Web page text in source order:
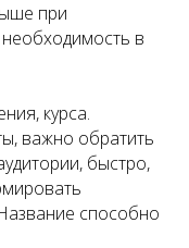
при
в
курса.
важно обратить
быстро,
способно